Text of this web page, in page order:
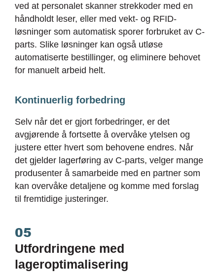
ved at personalet skanner strekkoder med en
håndholdt leser, eller med vekt- og RFID-
løsninger som automatisk sporer forbruket av C-
parts. Slike løsninger kan også utløse
automatiserte bestillinger, og eliminere behovet
for manuelt arbeid helt.
Kontinuerlig forbedring
Selv når det er gjort forbedringer, er det
avgjørende å fortsette å overvåke ytelsen og
justere etter hvert som behovene endres. Når
det gjelder lagerføring av C-parts, velger mange
produsenter å samarbeide med en partner som
kan overvåke detaljene og komme med forslag
til fremtidige justeringer.
05
Utfordringene med
lageroptimalisering